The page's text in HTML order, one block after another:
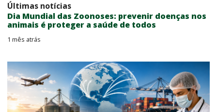
Últimas notícias
Dia Mundial das Zoonoses: prevenir doenças nos
animais é proteger a saúde de todos
1 mês atrás